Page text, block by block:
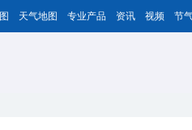
天气地图 专业产品 资讯 视频 节